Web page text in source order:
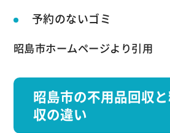
予約のないゴミ
昭島市ホームページより引用
昭島市の不用品回収
収の違い